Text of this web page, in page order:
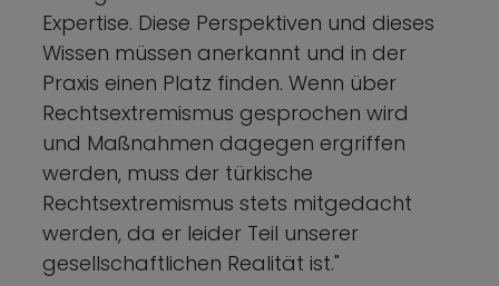
Expertise. Diese Perspektiven und dieses
Wissen müssen anerkannt und in der
Praxis einen Platz finden. Wenn über
Rechtsextremismus gesprochen wird
und Maßnahmen dagegen ergriffen
werden, muss der türkische
Rechtsextremismus stets mitgedacht
werden, da er leider Teil unserer
gesellschaftlichen Realität ist."